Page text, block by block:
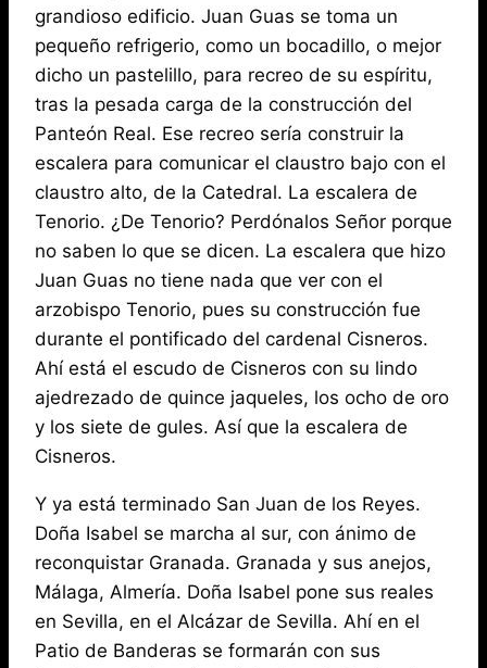
grandioso edificio. Juan Guas se toma un
pequeño refrigerio, como un bocadillo, o mejor
dicho un pastelillo, para recreo de su espíritu,
tras la pesada carga de la construcción del
Panteón Real. Ese recreo sería construir la
escalera para comunicar el claustro bajo con el
claustro alto, de la Catedral. La escalera de
Tenorio. ¿De Tenorio? Perdónalos Señor porque
no saben lo que se dicen. La escalera que hizo
Juan Guas no tiene nada que ver con el
arzobispo Tenorio, pues su construcción fue
durante el pontificado del cardenal Cisneros.
Ahí está el escudo de Cisneros con su lindo
ajedrezado de quince jaqueles, los ocho de oro
y los siete de gules. Así que la escalera de
Cisneros.
Y ya está terminado San Juan de los Reyes.
Doña Isabel se marcha al sur, con ánimo de
reconquistar Granada. Granada y sus anejos,
Málaga, Almería. Doña Isabel pone sus reales
en Sevilla, en el Alcázar de Sevilla. Ahí en el
Patio de Banderas se formarán con sus